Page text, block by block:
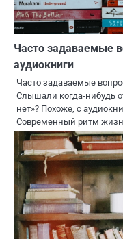
Часто задаваемые
аудиокниги
Часто задаваемые
Слышали когда-нибудь
нет»? Похоже, с
Современный ритм